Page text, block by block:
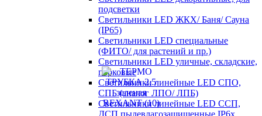
подсветки
Светильники LED ЖКХ/ Баня/ Сауна
(IP65)
Светильники LED специальные
(ФИТО/ для растений и пр.)
Светильники LED уличные, складские,
парковые
Светильники линейные LED СПО,
СПБ (аналог ЛПО/ ЛПБ)
Светильники линейные LED ССП,